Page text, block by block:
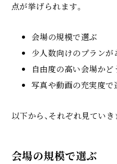
点が挙げられます。
会場の規模で選ぶ
少人数向けのプランが
自由度の高い会場かど
写真や動画の充実度で
以下から、それぞれ見てい
会場の規模で選ぶ